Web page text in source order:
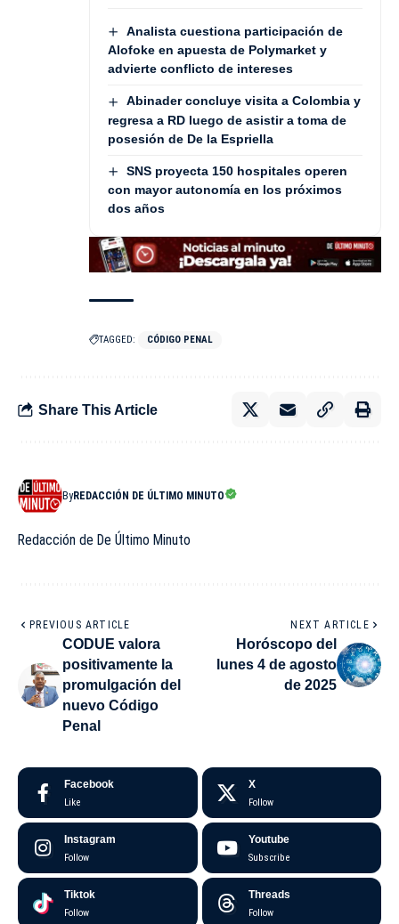
Analista cuestiona participación de
Alofoke en apuesta de Polymarket y
advierte conflicto de intereses
Abinader concluye visita a Colombia y
regresa a RD luego de asistir a toma de
posesión de De la Espriella
SNS proyecta 150 hospitales operen
con mayor autonomía en los próximos
dos años
TAGGED: CÓDIGO PENAL
Share This Article
ByREDACCIÓN DE ÚLTIMO MINUTO
Redacción de De Último Minuto
PREVIOUS ARTICLE
CODUE valora
positivamente la
promulgación del
nuevo Código
Penal
NEXT ARTICLE
Horóscopo del
lunes 4 de agosto
de 2025
Facebook
Like
X
Follow
Instagram
Follow
Youtube
Subscribe
Tiktok
Follow
Threads
Follow